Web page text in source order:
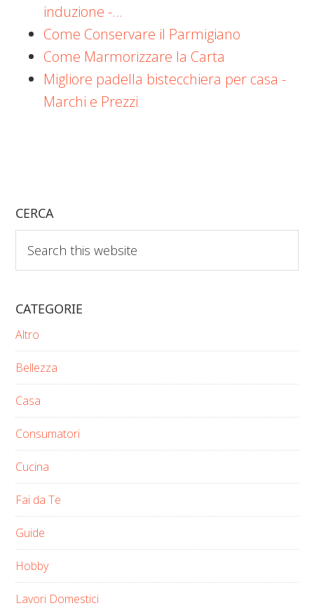
induzione -…
Come Conservare il Parmigiano
Come Marmorizzare la Carta
Migliore padella bistecchiera per casa -
Marchi e Prezzi
CERCA
this
website
CATEGORIE
Altro
Bellezza
Casa
Consumatori
Cucina
Fai da Te
Guide
Hobby
Lavori Domestici